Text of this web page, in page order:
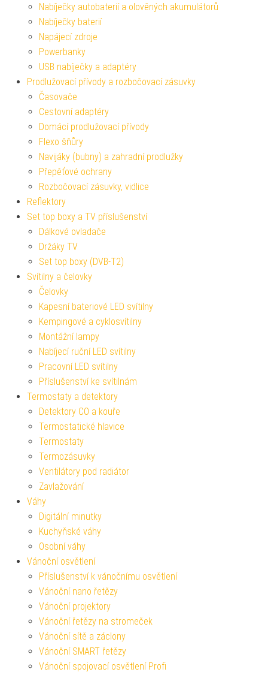
Nabíječky autobaterií a olověných akumulátorů
Nabíječky baterií
Napájecí zdroje
Powerbanky
USB nabíječky a adaptéry
Prodlužovací přívody a rozbočovací zásuvky
Časovače
Cestovní adaptéry
Domácí prodlužovací přívody
Flexo šňůry
Navijáky (bubny) a zahradní prodlužky
Přepěťové ochrany
Rozbočovací zásuvky, vidlice
Reflektory
Set top boxy a TV příslušenství
Dálkové ovladače
Držáky TV
Set top boxy (DVB-T2)
Svítilny a čelovky
Čelovky
Kapesní bateriové LED svítilny
Kempingové a cyklosvítilny
Montážní lampy
Nabíjecí ruční LED svítilny
Pracovní LED svítilny
Příslušenství ke svítilnám
Termostaty a detektory
Detektory CO a kouře
Termostatické hlavice
Termostaty
Termozásuvky
Ventilátory pod radiátor
Zavlažování
Váhy
Digitální minutky
Kuchyňské váhy
Osobní váhy
Vánoční osvětlení
Příslušenství k vánočnímu osvětlení
Vánoční nano řetězy
Vánoční projektory
Vánoční řetězy na stromeček
Vánoční sítě a záclony
Vánoční SMART řetězy
Vánoční spojovací osvětlení Profi